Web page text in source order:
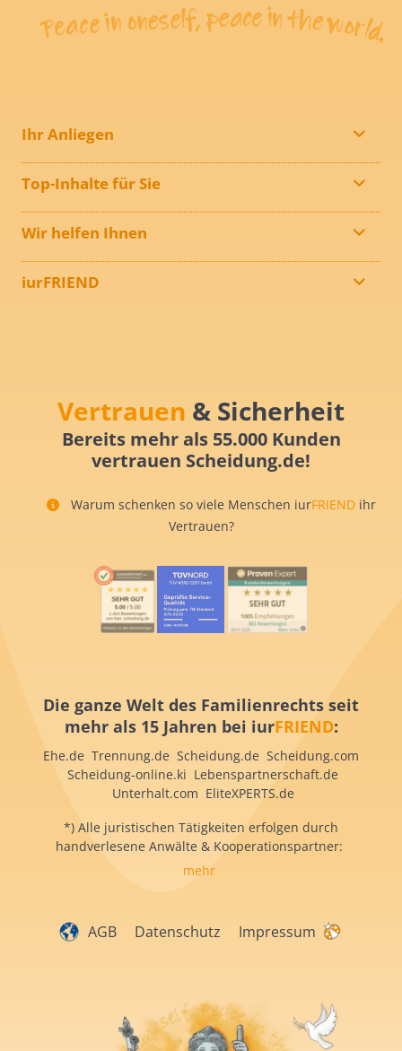
Ihr Anliegen
Top-Inhalte für Sie
Wir helfen Ihnen
iurFRIEND
Vertrauen & Sicherheit
Bereits mehr als 55.000 Kunden
vertrauen Scheidung.de!
Warum schenken so viele Menschen iurFRIEND ihr
Vertrauen?
Die ganze Welt des Familienrechts seit
mehr als 15 Jahren bei iurFRIEND:
Ehe.de Trennung.de Scheidung.de Scheidung.com
Scheidung-online.ki Lebenspartnerschaft.de
Unterhalt.com EliteXPERTS.de
*) Alle juristischen Tätigkeiten erfolgen durch
handverlesene Anwälte & Kooperationspartner:
mehr
AGB Datenschutz Impressum